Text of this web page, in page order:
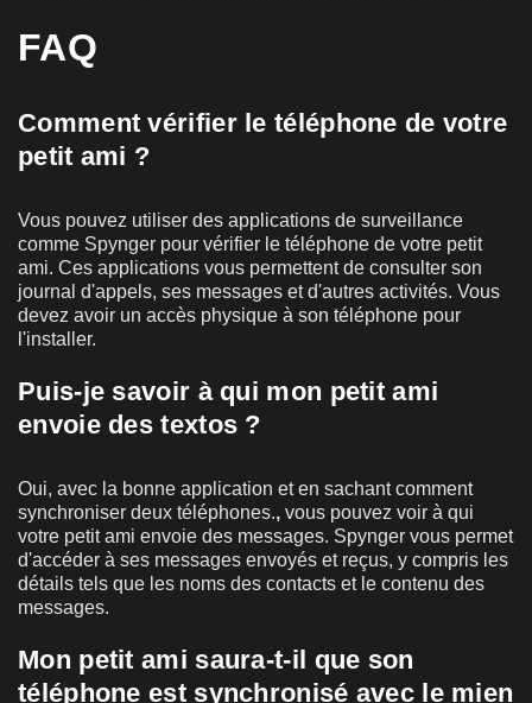
FAQ
Comment vérifier le téléphone de votre
petit ami ?
Vous pouvez utiliser des applications de surveillance
comme Spynger pour vérifier le téléphone de votre petit
ami. Ces applications vous permettent de consulter son
journal d'appels, ses messages et d'autres activités. Vous
devez avoir un accès physique à son téléphone pour
l'installer.
Puis-je savoir à qui mon petit ami
envoie des textos ?
Oui, avec la bonne application et en sachant comment
synchroniser deux téléphones., vous pouvez voir à qui
votre petit ami envoie des messages. Spynger vous permet
d'accéder à ses messages envoyés et reçus, y compris les
détails tels que les noms des contacts et le contenu des
messages.
Mon petit ami saura-t-il que son
téléphone est synchronisé avec le mien